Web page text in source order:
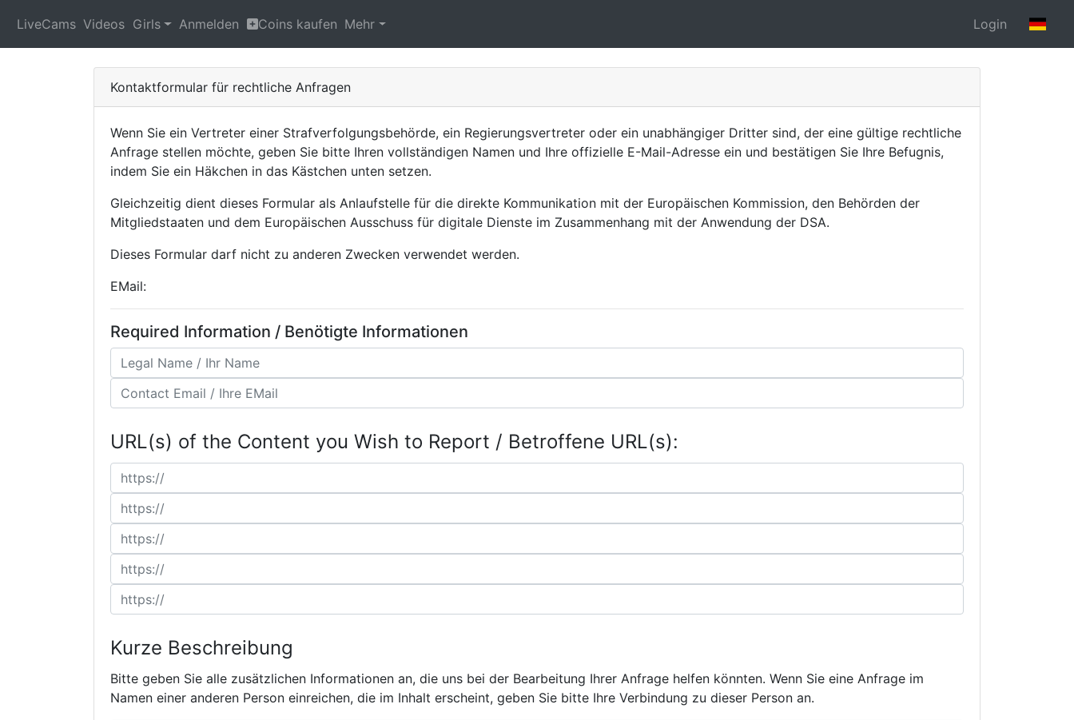
LiveCams Videos Girls Anmelden Coins kaufen Mehr Login
Kontaktformular für rechtliche Anfragen
Wenn Sie ein Vertreter einer Strafverfolgungsbehörde, ein Regierungsvertreter oder ein unabhängiger Dritter sind, der eine gültige rechtliche
Anfrage stellen möchte, geben Sie bitte Ihren vollständigen Namen und Ihre offizielle E-Mail-Adresse ein und bestätigen Sie Ihre Befugnis,
indem Sie ein Häkchen in das Kästchen unten setzen.
Gleichzeitig dient dieses Formular als Anlaufstelle für die direkte Kommunikation mit der Europäischen Kommission, den Behörden der
Mitgliedstaaten und dem Europäischen Ausschuss für digitale Dienste im Zusammenhang mit der Anwendung der DSA.
Dieses Formular darf nicht zu anderen Zwecken verwendet werden.
EMail:
Required Information / Benötigte Informationen
URL(s) of the Content you Wish to Report / Betroffene URL(s):
Kurze Beschreibung
Bitte geben Sie alle zusätzlichen Informationen an, die uns bei der Bearbeitung Ihrer Anfrage helfen könnten. Wenn Sie eine Anfrage im
Namen einer anderen Person einreichen, die im Inhalt erscheint, geben Sie bitte Ihre Verbindung zu dieser Person an.